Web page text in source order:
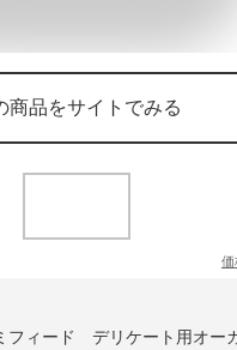
商品をサイトでみる
価
ィード デリケート用オー